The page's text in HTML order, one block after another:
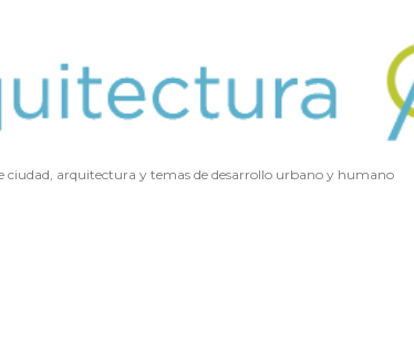
ciudad, arquitectura y temas de desarrollo urbano y humano